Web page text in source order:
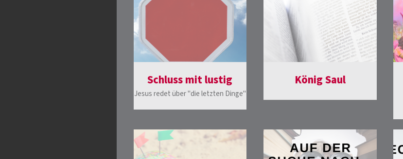
Schluss mit lustig
Jesus redet über "die letzten Dinge"
König Saul